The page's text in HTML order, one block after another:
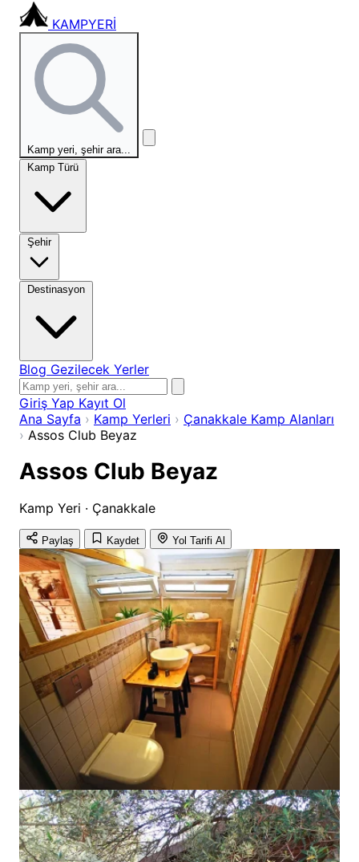
KAMPYERİ
Kamp yeri, şehir ara...
Kamp Türü
Şehir
Destinasyon
Blog Gezilecek Yerler
Giriş Yap Kayıt Ol
Ana Sayfa › Kamp Yerleri › Çanakkale Kamp Alanları
› Assos Club Beyaz
Assos Club Beyaz
Kamp Yeri · Çanakkale
Paylaş Kaydet Yol Tarifi Al